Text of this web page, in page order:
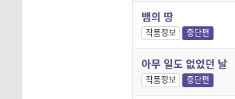
뱀의 땅
작품정보 중단편
아무 일도 없었던 날
작품정보 중단편